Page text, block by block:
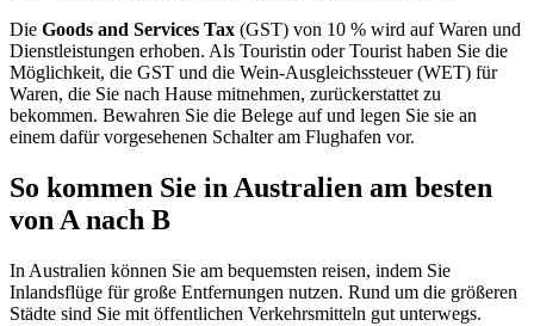
Die Goods and Services Tax (GST) von 10 % wird auf Waren und
Dienstleistungen erhoben. Als Touristin oder Tourist haben Sie die
Möglichkeit, die GST und die Wein-Ausgleichssteuer (WET) für
Waren, die Sie nach Hause mitnehmen, zurückerstattet zu
bekommen. Bewahren Sie die Belege auf und legen Sie sie an
einem dafür vorgesehenen Schalter am Flughafen vor.
So kommen Sie in Australien am besten
von A nach B
In Australien können Sie am bequemsten reisen, indem Sie
Inlandsflüge für große Entfernungen nutzen. Rund um die größeren
Städte sind Sie mit öffentlichen Verkehrsmitteln gut unterwegs.